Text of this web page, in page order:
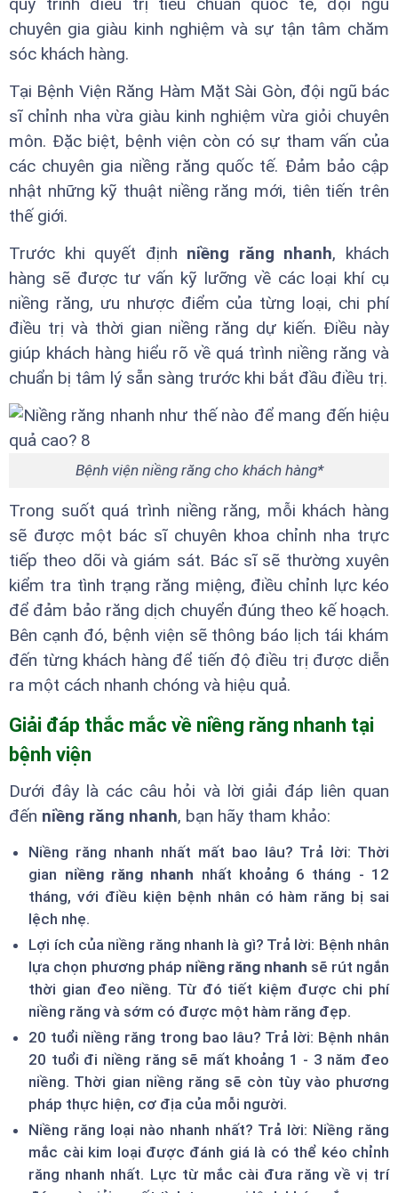
chuyên gia giàu kinh nghiệm và sự tận tâm chăm
sóc khách hàng.
Tại Bệnh Viện Răng Hàm Mặt Sài Gòn, đội ngũ bác
sĩ chỉnh nha vừa giàu kinh nghiệm vừa giỏi chuyên
môn. Đặc biệt, bệnh viện còn có sự tham vấn của
các chuyên gia niềng răng quốc tế. Đảm bảo cập
nhật những kỹ thuật niềng răng mới, tiên tiến trên
thế giới.
Trước khi quyết định niềng răng nhanh, khách
hàng sẽ được tư vấn kỹ lưỡng về các loại khí cụ
niềng răng, ưu nhược điểm của từng loại, chi phí
điều trị và thời gian niềng răng dự kiến. Điều này
giúp khách hàng hiểu rõ về quá trình niềng răng và
chuẩn bị tâm lý sẵn sàng trước khi bắt đầu điều trị.
Bệnh viện niềng răng cho khách hàng*
Trong suốt quá trình niềng răng, mỗi khách hàng
sẽ được một bác sĩ chuyên khoa chỉnh nha trực
tiếp theo dõi và giám sát. Bác sĩ sẽ thường xuyên
kiểm tra tình trạng răng miệng, điều chỉnh lực kéo
để đảm bảo răng dịch chuyển đúng theo kế hoạch.
Bên cạnh đó, bệnh viện sẽ thông báo lịch tái khám
đến từng khách hàng để tiến độ điều trị được diễn
ra một cách nhanh chóng và hiệu quả.
Giải đáp thắc mắc về niềng răng nhanh tại
bệnh viện
Dưới đây là các câu hỏi và lời giải đáp liên quan
đến niềng răng nhanh, bạn hãy tham khảo:
Niềng răng nhanh nhất mất bao lâu? Trả lời: Thời
gian niềng răng nhanh nhất khoảng 6 tháng - 12
tháng, với điều kiện bệnh nhân có hàm răng bị sai
lệch nhẹ.
Lợi ích của niềng răng nhanh là gì? Trả lời: Bệnh nhân
lựa chọn phương pháp niềng răng nhanh sẽ rút ngắn
thời gian đeo niềng. Từ đó tiết kiệm được chi phí
niềng răng và sớm có được một hàm răng đẹp.
20 tuổi niềng răng trong bao lâu? Trả lời: Bệnh nhân
20 tuổi đi niềng răng sẽ mất khoảng 1 - 3 năm đeo
niềng. Thời gian niềng răng sẽ còn tùy vào phương
pháp thực hiện, cơ địa của mỗi người.
Niềng răng loại nào nhanh nhất? Trả lời: Niềng răng
mắc cài kim loại được đánh giá là có thể kéo chỉnh
răng nhanh nhất. Lực từ mắc cài đưa răng về vị trí